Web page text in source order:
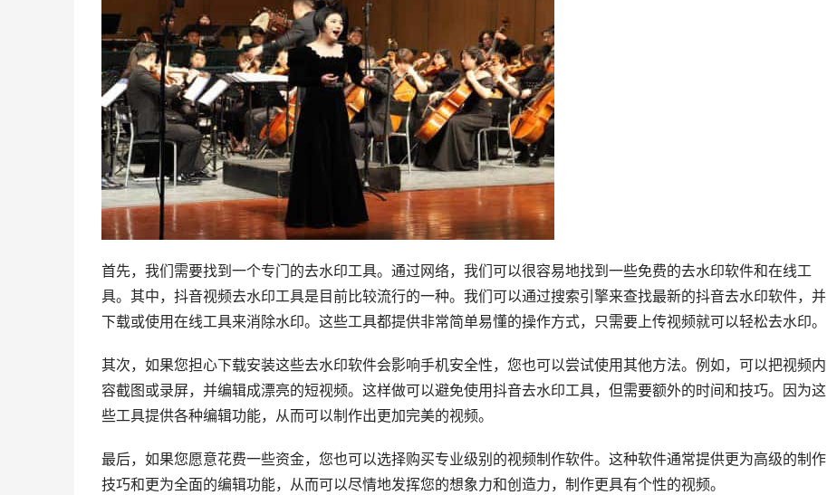
首先，我们需要找到一个专门的去水印工具。通过网络，我们可以很容易地找到一些免费的去水印软件和在线工
具。其中，抖音视频去水印工具是目前比较流行的一种。我们可以通过搜索引擎来查找最新的抖音去水印软件，并
下载或使用在线工具来消除水印。这些工具都提供非常简单易懂的操作方式，只需要上传视频就可以轻松去水印。
其次，如果您担心下载安装这些去水印软件会影响手机安全性，您也可以尝试使用其他方法。例如，可以把视频内
容截图或录屏，并编辑成漂亮的短视频。这样做可以避免使用抖音去水印工具，但需要额外的时间和技巧。因为这
些工具提供各种编辑功能，从而可以制作出更加完美的视频。
最后，如果您愿意花费一些资金，您也可以选择购买专业级别的视频制作软件。这种软件通常提供更为高级的制作
技巧和更为全面的编辑功能，从而可以尽情地发挥您的想象力和创造力，制作更具有个性的视频。